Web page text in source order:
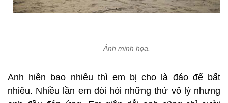
Ảnh minh họa.
Anh hiền bao nhiêu thì em bị cho là đáo để bất
nhiêu. Nhiều lần em đòi hỏi những thứ vô lý nhưng